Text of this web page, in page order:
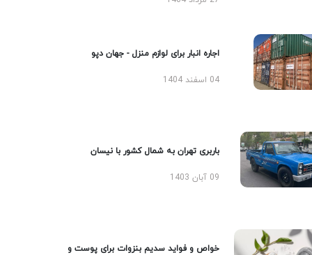
اجاره انبار برای لوازم منزل - جهان دپو
04 اسفند 1404
باربری تهران به شمال کشور با نیسان
09 آبان 1403
خواص و فواید سدیم بنزوات برای پوست و